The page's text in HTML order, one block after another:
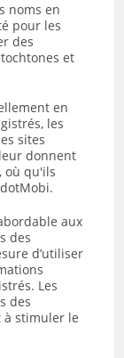
noms en
pour les
des
et
en
les
sites
donnent
où qu'ils
aux
des
d’utiliser
Les
des
stimuler le